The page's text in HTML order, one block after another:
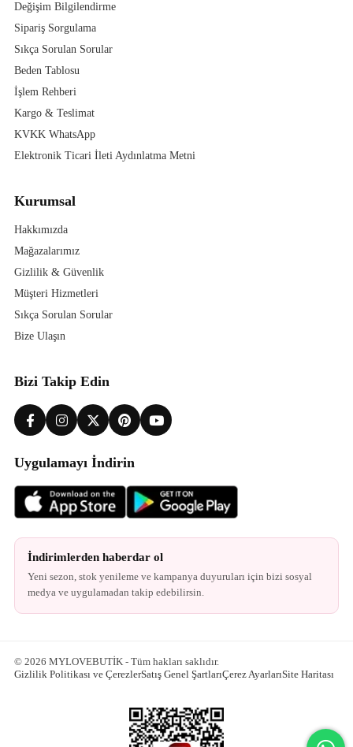
Değişim Bilgilendirme
Sipariş Sorgulama
Sıkça Sorulan Sorular
Beden Tablosu
İşlem Rehberi
Kargo & Teslimat
KVKK WhatsApp
Elektronik Ticari İleti Aydınlatma Metni
Kurumsal
Hakkımızda
Mağazalarımız
Gizlilik & Güvenlik
Müşteri Hizmetleri
Sıkça Sorulan Sorular
Bize Ulaşın
Bizi Takip Edin
Uygulamayı İndirin
İndirimlerden haberdar ol
Yeni sezon, stok yenileme ve kampanya duyuruları için bizi sosyal
medya ve uygulamadan takip edebilirsin.
© 2026 MYLOVEBUTİK - Tüm hakları saklıdır.
Gizlilik Politikası ve ÇerezlerSatış Genel ŞartlarıÇerez AyarlarıSite Haritası